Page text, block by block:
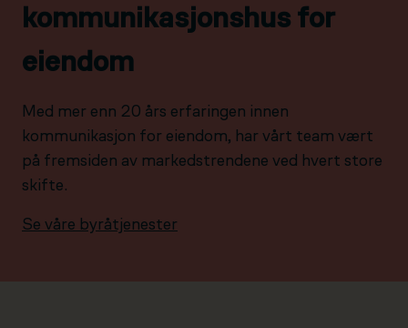
kommunikasjonshus for
eiendom
Med mer enn 20 års erfaringen innen
kommunikasjon for eiendom, har vårt team vært
på fremsiden av markedstrendene ved hvert store
skifte.
Se våre byråtjenester